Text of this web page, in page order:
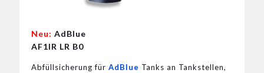
Neu: AdBlue
AF1IR LR B0
Abfüllsicherung für AdBlue Tanks an Tankstellen,